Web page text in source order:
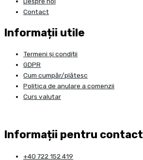
Contact
Informații utile
Termeni și condiții
GDPR
Cum cumpăr/plătesc
Politica de anulare a comenzii
Curs valutar
Informații pentru contact
+40 722 152 419